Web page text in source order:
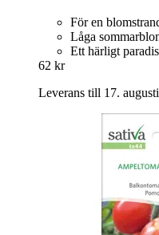
För en
Låga
Ett härligt
62 kr
Leverans till 17. augusti